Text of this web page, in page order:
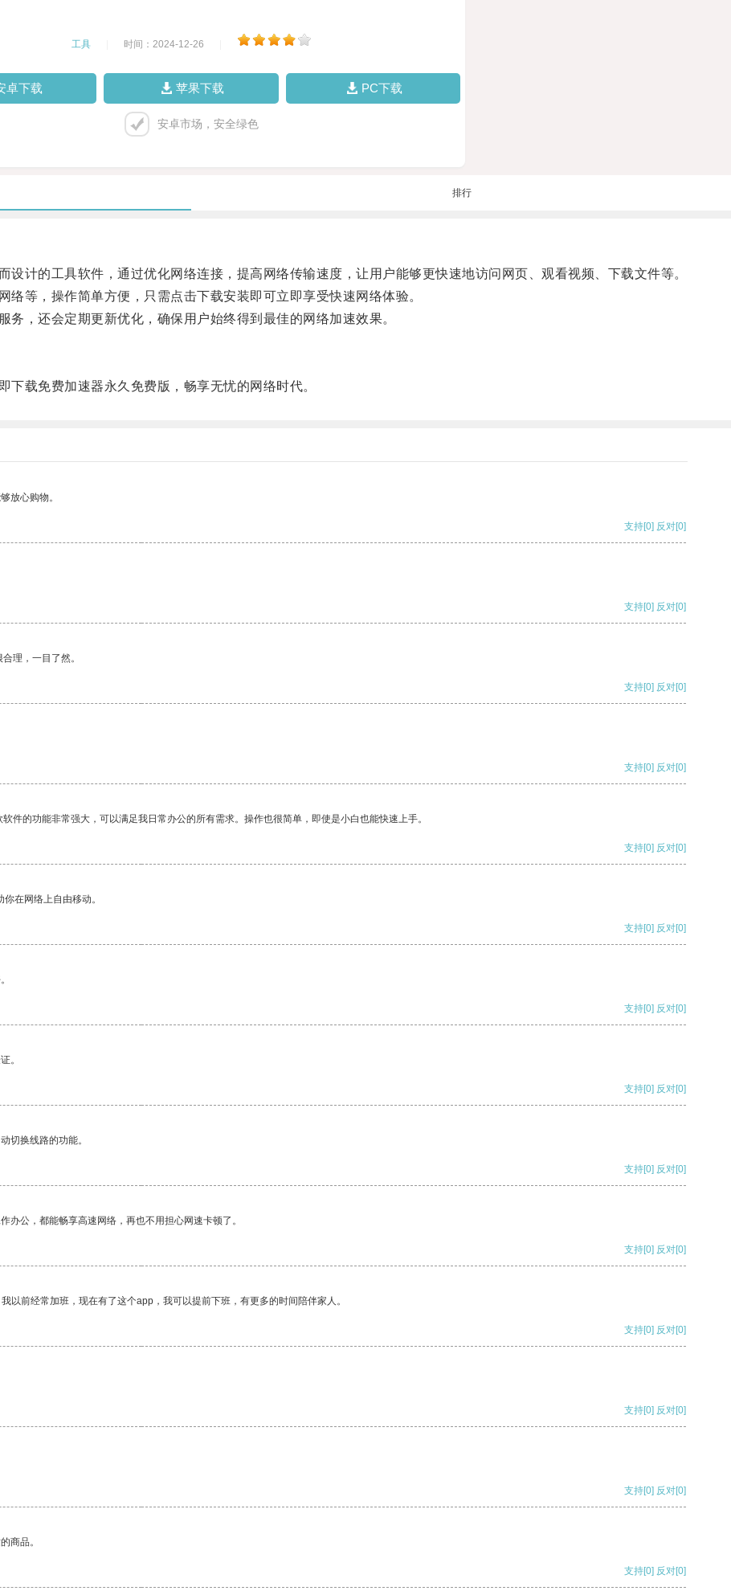
工具 时间：2024-12-26
卓下载 苹果下载 PC下载
安卓市场，安全绿色
排行
计的工具软件，通过优化网络连接，提高网络传输速度，让用户能够更快速地访问网页、观看视频、下载文件等。
等，操作简单方便，只需点击下载安装即可立即享受快速网络体验。
，还会定期更新优化，确保用户始终得到最佳的网络加速效果。
载免费加速器永久免费版，畅享无忧的网络时代。
放心购物。
支持[0] 反对[0]
支持[0] 反对[0]
理，一目了然。
支持[0] 反对[0]
支持[0] 反对[0]
件的功能非常强大，可以满足我日常办公的所有需求。操作也很简单，即使是小白也能快速上手。
支持[0] 反对[0]
在网络上自由移动。
支持[0] 反对[0]
支持[0] 反对[0]
。
支持[0] 反对[0]
切换线路的功能。
支持[0] 反对[0]
公，都能畅享高速网络，再也不用担心网速卡顿了。
支持[0] 反对[0]
前经常加班，现在有了这个app，我可以提前下班，有更多的时间陪伴家人。
支持[0] 反对[0]
支持[0] 反对[0]
支持[0] 反对[0]
商品。
支持[0] 反对[0]